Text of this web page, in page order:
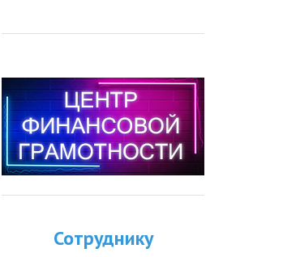
Сотруднику